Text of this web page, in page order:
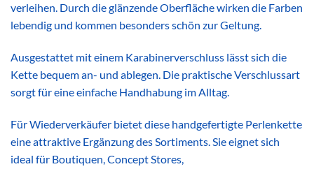
verleihen. Durch die glänzende Oberfläche wirken die Farben
lebendig und kommen besonders schön zur Geltung.
Ausgestattet mit einem Karabinerverschluss lässt sich die
Kette bequem an- und ablegen. Die praktische Verschlussart
sorgt für eine einfache Handhabung im Alltag.
Für Wiederverkäufer bietet diese handgefertigte Perlenkette
eine attraktive Ergänzung des Sortiments. Sie eignet sich
ideal für Boutiquen, Concept Stores,